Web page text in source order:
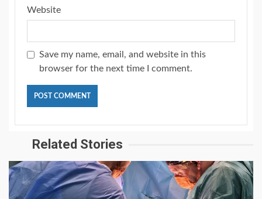
Website
Save my name, email, and website in this
browser for the next time I comment.
Related Stories